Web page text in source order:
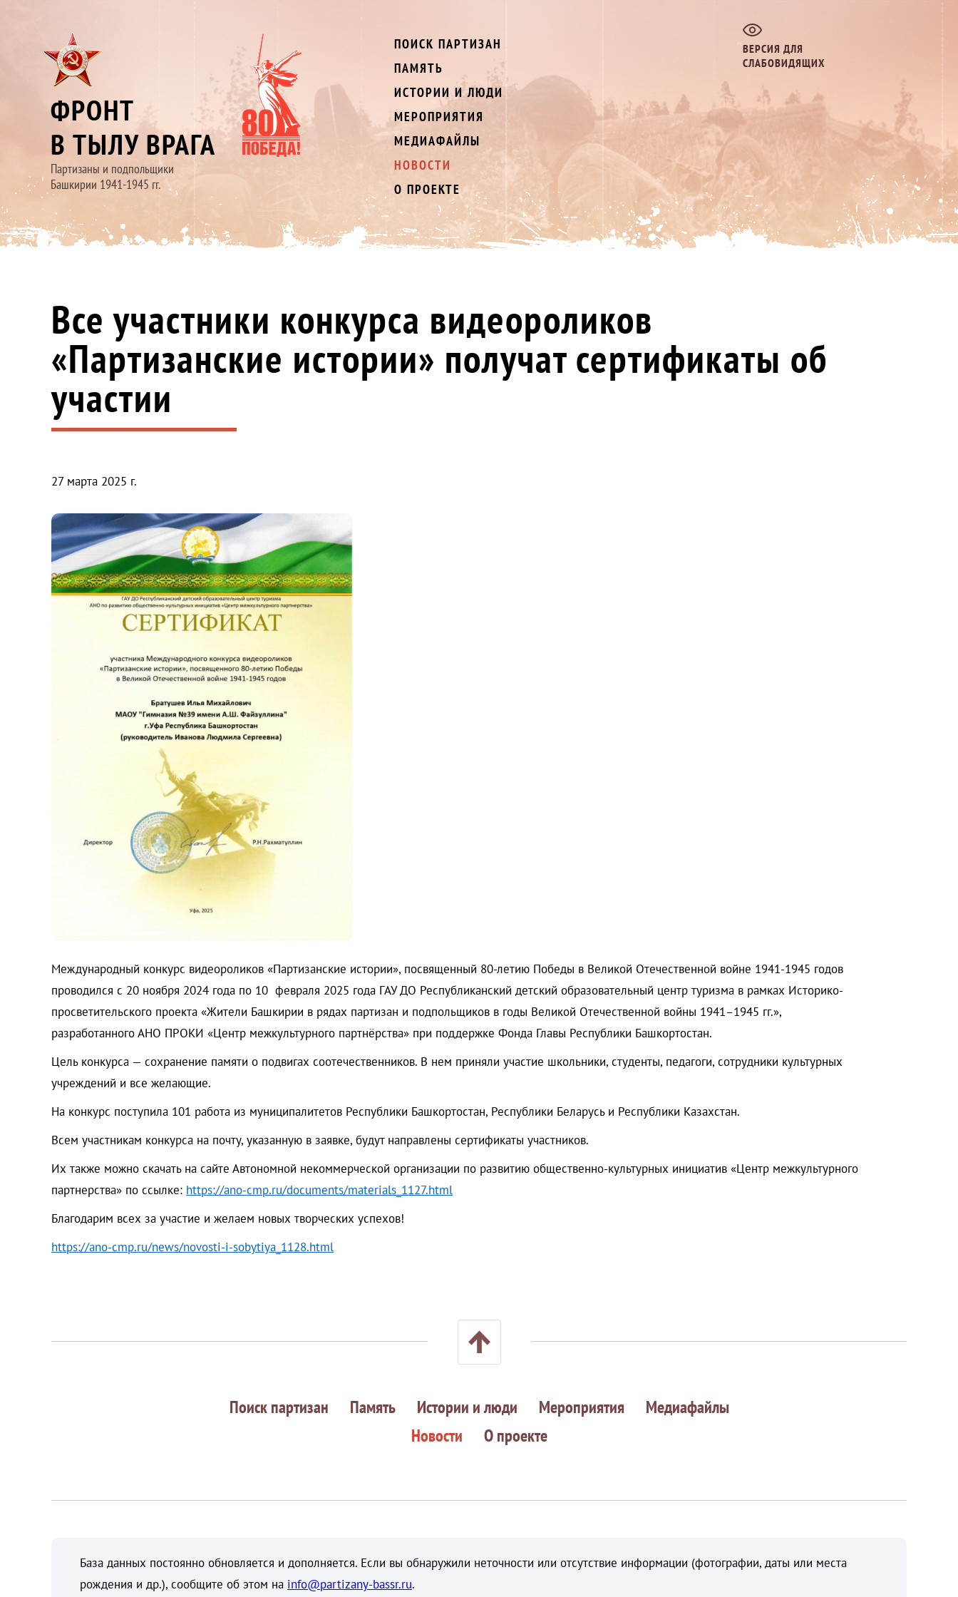
ФРОНТ
В ТЫЛУ ВРАГА
Партизаны и подпольщики
Башкирии 1941-1945 гг.
ПОИСК ПАРТИЗАН
ПАМЯТЬ
ИСТОРИИ И ЛЮДИ
МЕРОПРИЯТИЯ
МЕДИАФАЙЛЫ
НОВОСТИ
О ПРОЕКТЕ
ВЕРСИЯ ДЛЯ
СЛАБОВИДЯЩИХ
Все участники конкурса видеороликов
«Партизанские истории» получат сертификаты об
участии
27 марта 2025 г.
Международный конкурс видеороликов «Партизанские истории», посвященный 80-летию Победы в Великой Отечественной войне 1941-1945 годов
проводился с 20 ноября 2024 года по 10 февраля 2025 года ГАУ ДО Республиканский детский образовательный центр туризма в рамках Историко-
просветительского проекта «Жители Башкирии в рядах партизан и подпольщиков в годы Великой Отечественной войны 1941–1945 гг.»,
разработанного АНО ПРОКИ «Центр межкультурного партнёрства» при поддержке Фонда Главы Республики Башкортостан.
Цель конкурса — сохранение памяти о подвигах соотечественников. В нем приняли участие школьники, студенты, педагоги, сотрудники культурных
учреждений и все желающие.
На конкурс поступила 101 работа из муниципалитетов Республики Башкортостан, Республики Беларусь и Республики Казахстан.
Всем участникам конкурса на почту, указанную в заявке, будут направлены сертификаты участников.
Их также можно скачать на сайте Автономной некоммерческой организации по развитию общественно-культурных инициатив «Центр межкультурного
партнерства» по ссылке: https://ano-cmp.ru/documents/materials_1127.html
Благодарим всех за участие и желаем новых творческих успехов!
https://ano-cmp.ru/news/novosti-i-sobytiya_1128.html
Поиск партизан Память Истории и люди Мероприятия
Медиафайлы
Новости
О проекте
База данных постоянно обновляется и дополняется. Если вы обнаружили неточности или отсутствие информации (фотографии, даты или места
рождения и др.), сообщите об этом на info@partizany-bassr.ru.